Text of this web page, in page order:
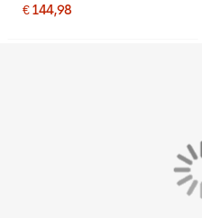
€ 144,98